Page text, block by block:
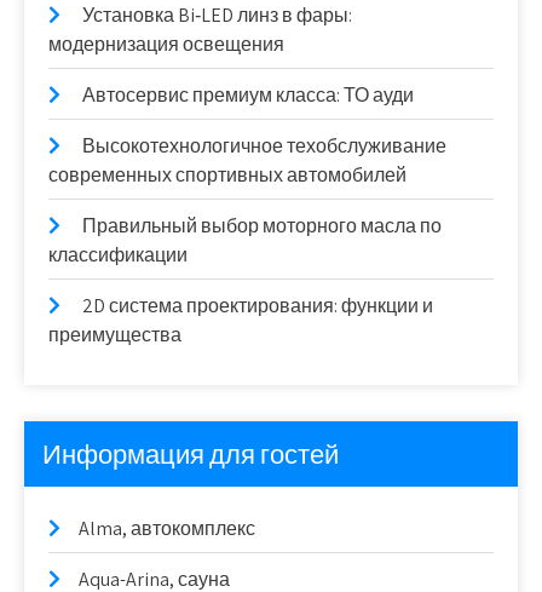
Установка Bi‑LED линз в фары:
модернизация освещения
Автосервис премиум класса: ТО ауди
Высокотехнологичное техобслуживание
современных спортивных автомобилей
Правильный выбор моторного масла по
классификации
2D система проектирования: функции и
преимущества
Информация для гостей
Alma, автокомплекс
Aqua-Arina, сауна